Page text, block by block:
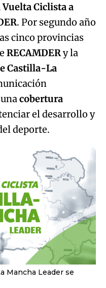
Ciclista a
. Por segundo año
cinco provincias
RECAMDERy la
Castilla-La
cobertura
el desarrollo y
deporte.
Mancha Leader se